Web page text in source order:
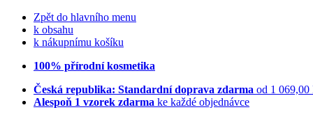
Zpět do hlavního menu
k obsahu
k nákupnímu košíku
100% přírodní kosmetika
Česká republika: Standardní doprava zdarma od 1 069,00
Alespoň 1 vzorek zdarma ke každé objednávce